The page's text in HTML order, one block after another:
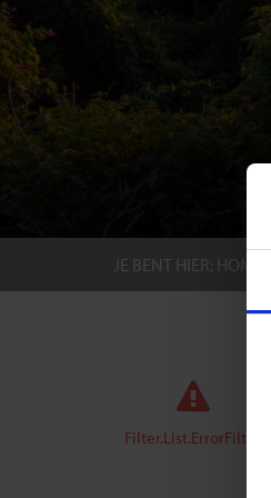
JE BENT HIER: HOME
Filter.List.ErrorFilter